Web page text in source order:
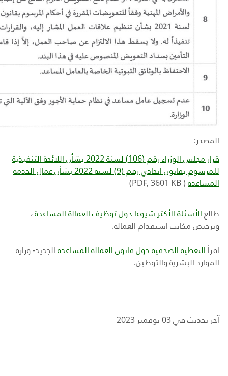
المصدر:
قرار مجلس الوزراء رقم (106) لسنة 2022 بشأن اللائحة التنفيذية
للمرسوم بقانون اتحادي رقم (9) لسنة 2022 بشأن عمال الخدمة
المساعدة (
PDF, 3601 KB
)
طالع الأسئلة الأكثر شيوعا حول توظيف العمالة المساعدة،
وترخيص مكاتب استقدام العمالة.
اقرأ التغطية الصحفية حول قانون العمالة المساعدة الجديد- وزارة
الموارد البشرية والتوطين.
آخر تحديث في 03 نوفمبر 2023